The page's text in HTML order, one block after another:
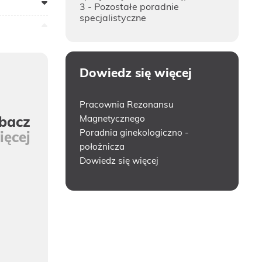
3 - Pozostałe poradnie
specjalistyczne
Dowiedz się więcej
Pracownia Rezonansu
Magnetycznego
Poradnia ginekologiczno -
położnicza
Dowiedz się więcej